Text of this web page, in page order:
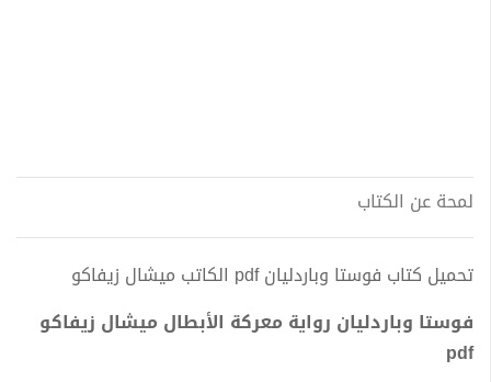
لمحة عن الكتاب
تحميل كتاب فوستا وباردليان pdf الكاتب ميشال زيفاكو
فوستا وباردليان رواية معركة الأبطال ميشال زيفاكو
pdf